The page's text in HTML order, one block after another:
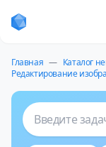
Главная — Каталог
Редактирование
Введите